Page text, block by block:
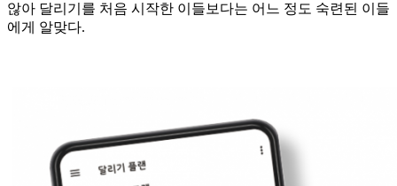
않아 달리기를 처음 시작한 이들보다는 어느 정도 숙련된 이들
에게 알맞다.